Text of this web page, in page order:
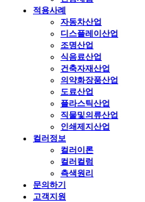
적용사례
자동차산업
디스플레이산업
조명산업
식음료산업
건축자재산업
의약화장품산업
도료산업
플라스틱산업
직물및의류산업
인쇄제지산업
컬러정보
컬러이론
컬러컬럼
측색원리
문의하기
고객지원